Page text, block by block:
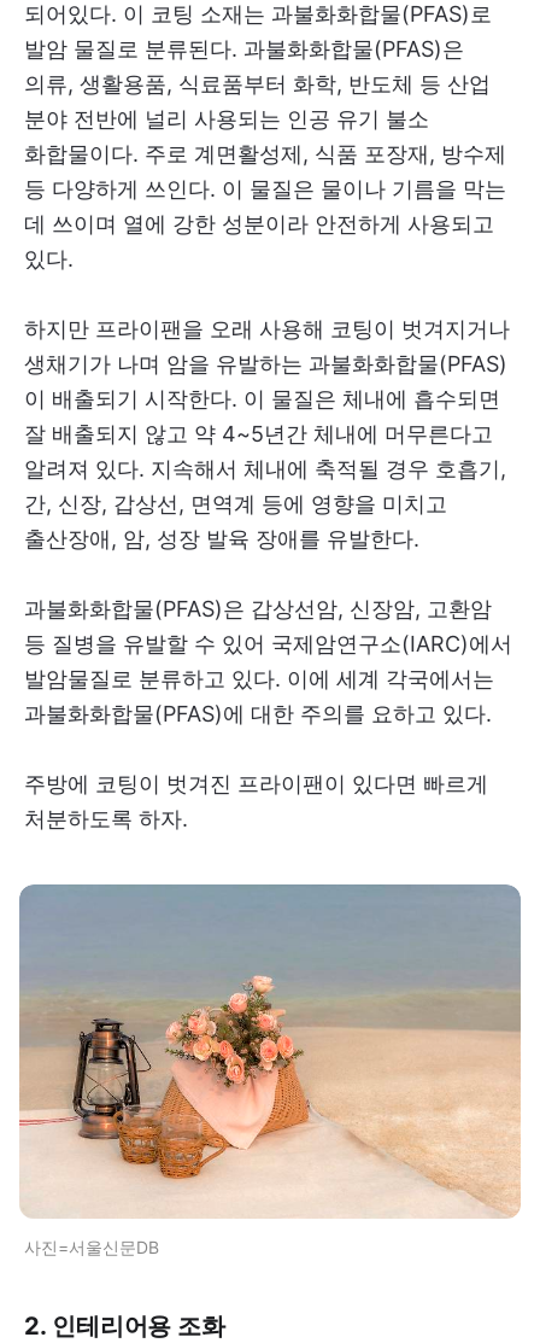
되어있다. 이 코팅 소재는 과불화화합물(PFAS)로
발암 물질로 분류된다. 과불화화합물(PFAS)은
의류, 생활용품, 식료품부터 화학, 반도체 등 산업
분야 전반에 널리 사용되는 인공 유기 불소
화합물이다. 주로 계면활성제, 식품 포장재, 방수제
등 다양하게 쓰인다. 이 물질은 물이나 기름을 막는
데 쓰이며 열에 강한 성분이라 안전하게 사용되고
있다.
하지만 프라이팬을 오래 사용해 코팅이 벗겨지거나
생채기가 나며 암을 유발하는 과불화화합물(PFAS)
이 배출되기 시작한다. 이 물질은 체내에 흡수되면
잘 배출되지 않고 약 4~5년간 체내에 머무른다고
알려져 있다. 지속해서 체내에 축적될 경우 호흡기,
간, 신장, 갑상선, 면역계 등에 영향을 미치고
출산장애, 암, 성장 발육 장애를 유발한다.
과불화화합물(PFAS)은 갑상선암, 신장암, 고환암
등 질병을 유발할 수 있어 국제암연구소(IARC)에서
발암물질로 분류하고 있다. 이에 세계 각국에서는
과불화화합물(PFAS)에 대한 주의를 요하고 있다.
주방에 코팅이 벗겨진 프라이팬이 있다면 빠르게
처분하도록 하자.
사진=서울신문DB
2. 인테리어용 조화